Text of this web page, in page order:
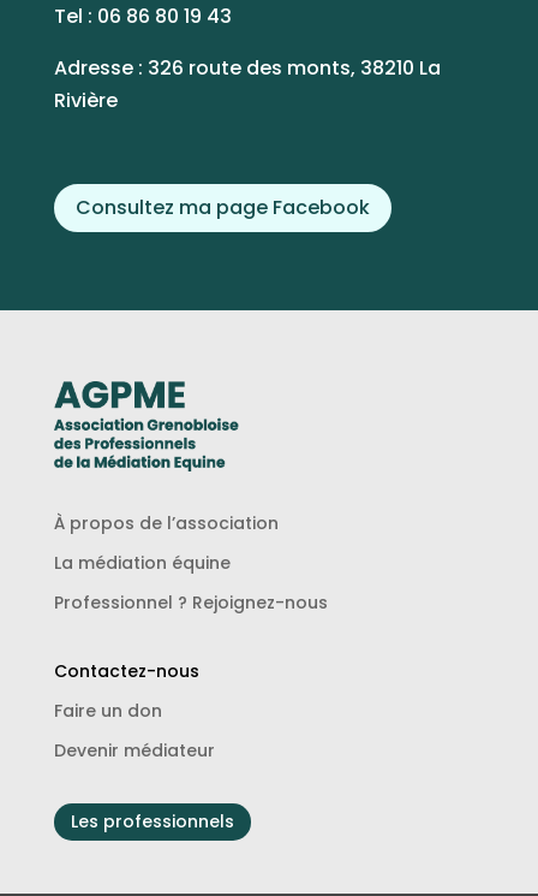
Tel : 06 86 80 19 43
Adresse : 326 route des monts, 38210 La
Rivière
Consultez ma page Facebook
À propos de l’association
La médiation équine
Professionnel ? Rejoignez-nous
Contactez-nous
Faire un don
Devenir médiateur
Les professionnels